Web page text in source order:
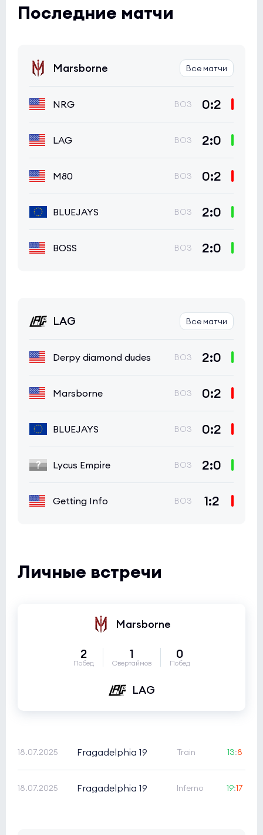
Последние матчи
Marsborne Все матчи
NRG BO3 0:2
LAG BO3 2:0
M80 BO3 0:2
BLUEJAYS BO3 2:0
BOSS BO3 2:0
LAG Все матчи
Derpy diamond dudes BO3 2:0
Marsborne BO3 0:2
BLUEJAYS BO3 0:2
Lycus Empire BO3 2:0
Getting Info BO3 1:2
Личные встречи
Marsborne
2
Побед
1
Овертаймов
0
Побед
LAG
18.07.2025 Fragadelphia 19 Train 13:8
18.07.2025 Fragadelphia 19 Inferno 19:17